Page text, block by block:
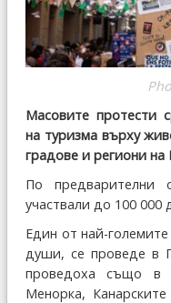
Масовите протести
на туризма върху
градове и региони на
По предварителни
участвали до 100 000
Един от най-
души, се проведе в
проведоха също в
Менорка,